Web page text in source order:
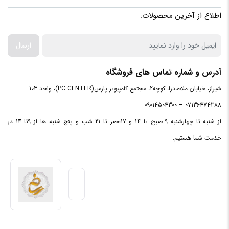
انگشت و پورت‌های مختلف از ویژگی‌های این محصول است که این
سازنده
پردازنده
مرکزی
INTEL
سری
پردازنده
مرکزی
CORE I5-1135G7
فرکانس
اطلاع از آخرین محصولات:
ارسال
آدرس و شماره تماس های فروشگاه
شیراز، خیابان ملاصدرا، کوچه2، مجتمع کامپیوتر پارس(PC CENTER)، واحد 103
07136474388 – 09014504300
از شنبه تا چهارشنبه 9 صبح تا 14 و 17عصر تا 21 شب و پنج شنبه ها از 9تا 14 در
خدمت شما هستیم.